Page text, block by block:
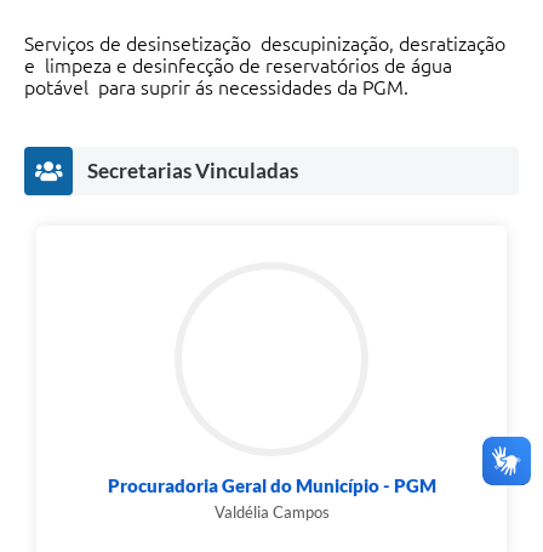
Serviços de desinsetização descupinização, desratização
e limpeza e desinfecção de reservatórios de água
potável para suprir ás necessidades da PGM.
Secretarias Vinculadas
Procuradoria Geral do Município - PGM
Valdélia Campos